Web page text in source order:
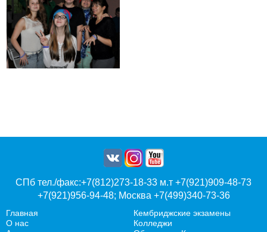
СПб тел./факс:+7(812)273-18-33 м.т +7(921)909-48-73
+7(921)956-94-48; Москва +7(499)340-73-36
Главная
О нас
Кембриджские экзамены
Колледжи